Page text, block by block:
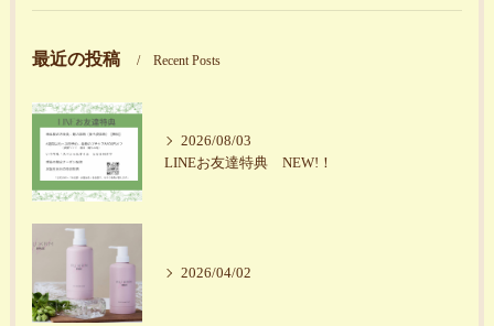
最近の投稿 Recent Posts
2026/08/03
LINEお友達特典 NEW!！
2026/04/02